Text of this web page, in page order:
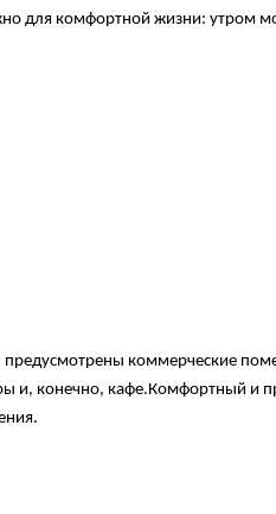
для комфортной жизни:
коммерческие
и, конечно, кафе.Комфортный и